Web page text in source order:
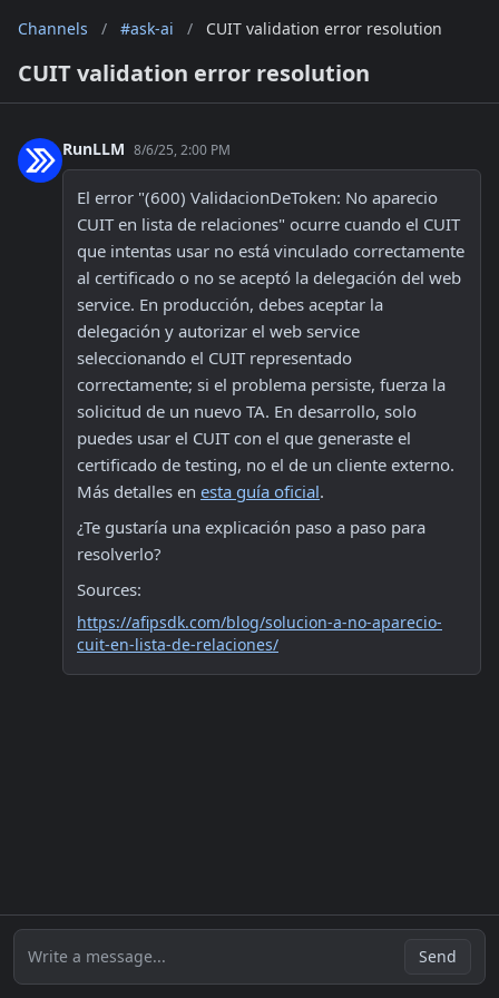
Channels / #ask-ai / CUIT validation error resolution
CUIT validation error resolution
RunLLM 8/6/25, 2:00 PM
El error "(600) ValidacionDeToken: No aparecio
CUIT en lista de relaciones" ocurre cuando el CUIT
que intentas usar no está vinculado correctamente
al certificado o no se aceptó la delegación del web
service. En producción, debes aceptar la
delegación y autorizar el web service
seleccionando el CUIT representado
correctamente; si el problema persiste, fuerza la
solicitud de un nuevo TA. En desarrollo, solo
puedes usar el CUIT con el que generaste el
certificado de testing, no el de un cliente externo.
Más detalles en esta guía oficial.
¿Te gustaría una explicación paso a paso para
resolverlo?
Sources:
https://afipsdk.com/blog/solucion-a-no-aparecio-
cuit-en-lista-de-relaciones/
Write a message... Send